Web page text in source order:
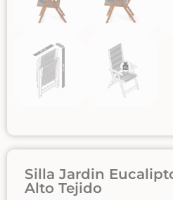
Silla Jardin
Alto Tejido